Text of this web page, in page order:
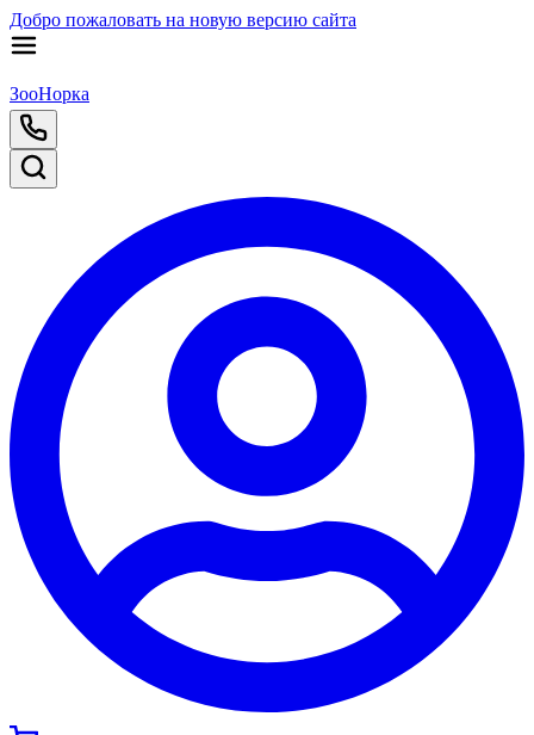
Добро пожаловать на новую версию сайта
ЗооНорка